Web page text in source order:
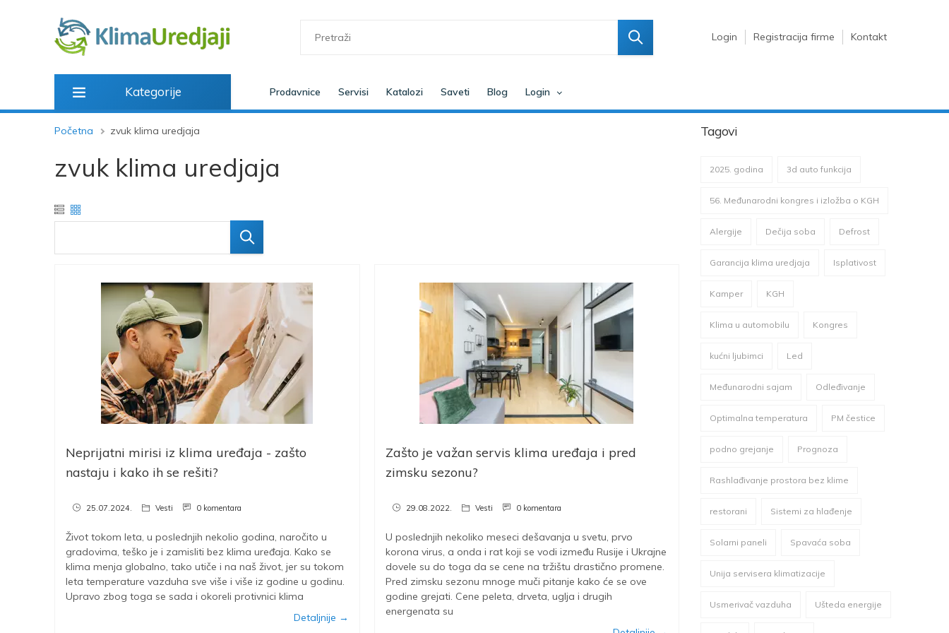
Login Registracija firme Kontakt
Kategorije Prodavnice Servisi Katalozi Saveti Blog Login
Početna zvuk klima uredjaja
zvuk klima uredjaja
Neprijatni mirisi iz klima uređaja - zašto
nastaju i kako ih se rešiti?
25.07.2024. Vesti 0 komentara
Život tokom leta, u poslednjih nekolio godina, naročito u
gradovima, teško je i zamisliti bez klima uređaja. Kako se
klima menja globalno, tako utiče i na naš život, jer su tokom
leta temperature vazduha sve više i više iz godine u godinu.
Upravo zbog toga se sada i okoreli protivnici klima
Detaljnije →
Zašto je važan servis klima uređaja i pred
zimsku sezonu?
29.08.2022. Vesti 0 komentara
U poslednjih nekoliko meseci dešavanja u svetu, prvo
korona virus, a onda i rat koji se vodi između Rusije i Ukrajne
dovele su do toga da se cene na tržištu drastično promene.
Pred zimsku sezonu mnoge muči pitanje kako će se ove
godine grejati. Cene peleta, drveta, uglja i drugih
energenata su
Tagovi
2025. godina 3d auto funkcija
56. Međunarodni kongres i izložba o KGH
Alergije Dečija soba Defrost
Garancija klima uredjaja Isplativost
Kamper KGH
Klima u automobilu Kongres
kućni ljubimci Led
Međunarodni sajam Odleđivanje
Optimalna temperatura PM čestice
podno grejanje Prognoza
Rashlađivanje prostora bez klime
restorani Sistemi za hlađenje
Solarni paneli Spavaća soba
Unija servisera klimatizacije
Usmerivač vazduha Ušteda energije